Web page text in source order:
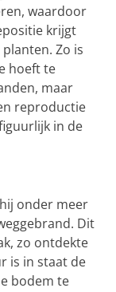
waardoor
krijgt
Zo is
hoeft te
maar
reproductie
in de
onder meer
Dit
zo ontdekte
is in staat de
bodem te